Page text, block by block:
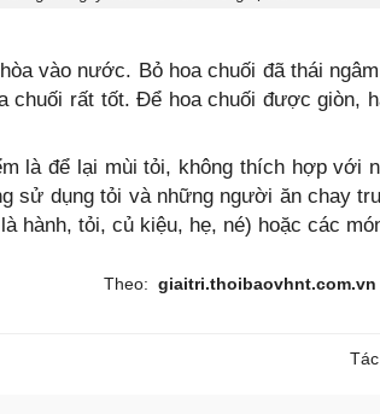
vào nước. Bỏ hoa chuối đã thái
chuối rất tốt. Để hoa chuối được giòn,
là để lại mùi tỏi, không thích hợp với
sử dụng tỏi và những người ăn chay
hành, tỏi, củ kiệu, hẹ, né) hoặc các
Theo: giaitri.thoibaovhnt.com.vn